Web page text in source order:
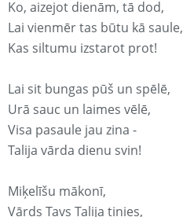
Ko, aizejot dienām, tā dod,
Lai vienmēr tas būtu kā saule,
Kas siltumu izstarot prot!
Lai sit bungas pūš un spēlē,
Urā sauc un laimes vēlē,
Visa pasaule jau zina -
Talija vārda dienu svin!
Miķelīšu mākonī,
Vārds Tavs Talija tinies,